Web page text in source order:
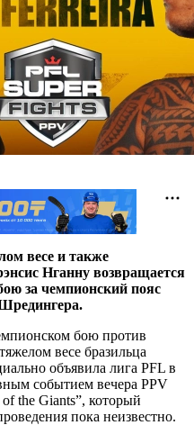
весе и также
Нганну возвращается
за чемпионский пояс
бою против
весе бразильца
объявила лига PFL в
событием вечера PPV
the Giants”, который
пока неизвестно.